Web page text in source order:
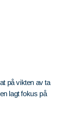
på vikten av ta
lagt fokus på